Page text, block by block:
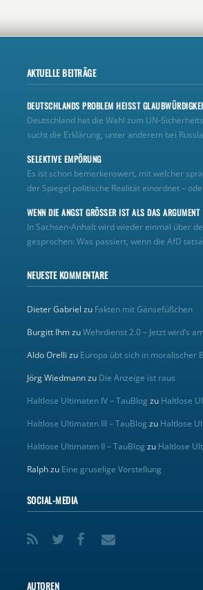
AKTUELLE BEITRÄGE
DEUTSCHLANDS PROBLEM HEISST GLAUBWÜRDIGKEIT
Deutschland hat die Wahl zum
sucht die Erklärung, unter anderem bei
SELEKTIVE EMPÖRUNG
Es ist schon bemerkenswert, mit welcher
der Spiegel politische Realität einordnet –
WENN DIE ANGST GRÖSSER IST ALS DAS ARGUMENT
In Sachsen-Anhalt wird wieder einmal über
gesprochen: Was passiert, wenn die AfD
NEUESTE KOMMENTARE
Dieter Gabriel zu Fakten mit Gänsefüßchen
Burgitt IhmzuWehrdienst 2.0 – Jetzt wird’s
Aldo Orelli zu Europa übt sich in moralischer
Jörg Wiedmannzu Die Anzeige ist raus
Haltlose Ultimaten IV – TauBlog zu Haltlose
Haltlose Ultimaten III – TauBlog zu Haltlose
Haltlose Ultimaten II – TauBlog zu Haltlose
Ralphzu Eine gruselige Vorstellung
SOCIAL-MEDIA
AUTOREN